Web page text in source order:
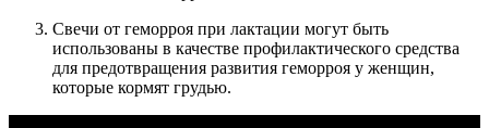
Свечи от геморроя при лактации могут быть
использованы в качестве профилактического средства
для предотвращения развития геморроя у женщин,
которые кормят грудью.